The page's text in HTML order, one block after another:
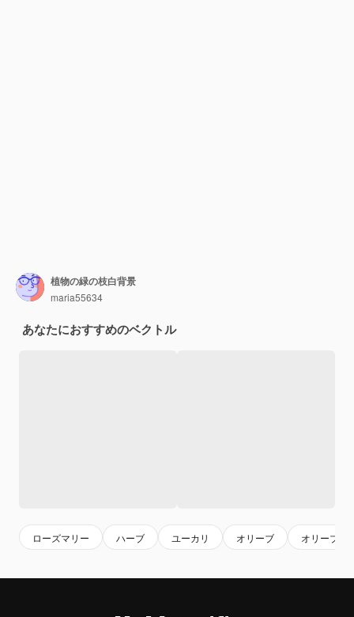
植物の緑の枝白背景
maria55634
あなたにおすすめのベクトル
ローズマリー ハーブ ユーカリ オリーブ オリーブの